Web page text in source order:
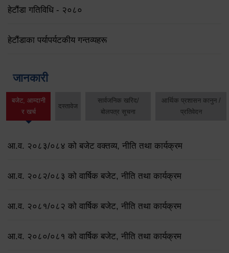
हेटौंडा गतिविधि - २०८०
हेटौंडाका पर्यापर्यटकीय गन्तव्यहरू
जानकारी
बजेट, आम्दानी
र खर्च
दस्तावेज
सार्वजनिक खरिद/
बोलपत्र सूचना
आर्थिक प्रशासन कानुन /
प्रतिवेदन
आ.व. २०८३/०८४ को बजेट वक्तव्य, नीति तथा कार्यक्रम
आ.व. २०८२/०८३ को वार्षिक बजेट, नीति तथा कार्यक्रम
आ.व. २०८१/०८२ को वार्षिक बजेट, नीति तथा कार्यक्रम
आ.व. २०८०/०८१ को वार्षिक बजेट, नीति तथा कार्यक्रम